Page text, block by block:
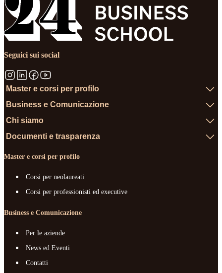
Seguici sui social
Master e corsi per profilo
Business e Comunicazione
Chi siamo
Documenti e trasparenza
Master e corsi per profilo
Corsi per neolaureati
Corsi per professionisti ed executive
Business e Comunicazione
Per le aziende
News ed Eventi
Contatti